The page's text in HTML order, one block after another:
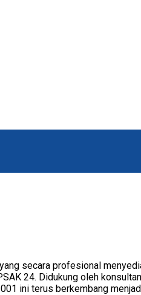
secara profesional
24. Didukung oleh
ini terus berkembang